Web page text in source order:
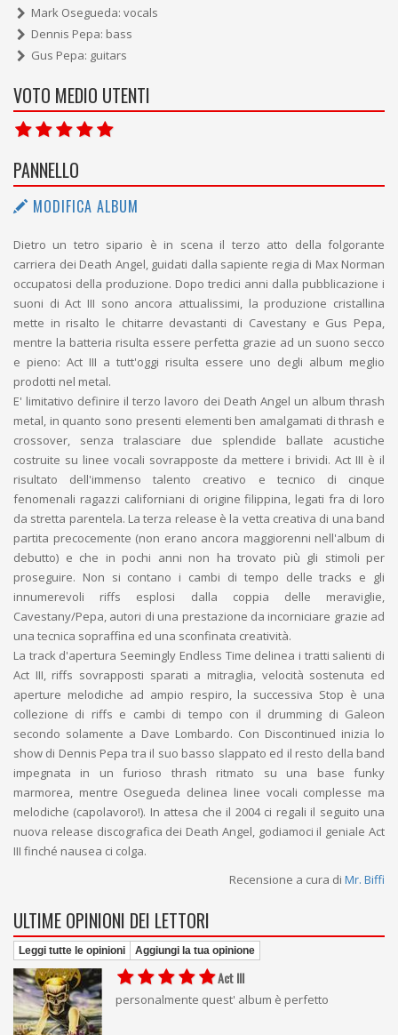
Mark Osegueda: vocals
Dennis Pepa: bass
Gus Pepa: guitars
VOTO MEDIO UTENTI
PANNELLO
MODIFICA ALBUM
Dietro un tetro sipario è in scena il terzo atto della folgorante
carriera dei Death Angel, guidati dalla sapiente regia di Max Norman
occupatosi della produzione. Dopo tredici anni dalla pubblicazione i
suoni di Act III sono ancora attualissimi, la produzione cristallina
mette in risalto le chitarre devastanti di Cavestany e Gus Pepa,
mentre la batteria risulta essere perfetta grazie ad un suono secco
e pieno: Act III a tutt'oggi risulta essere uno degli album meglio
prodotti nel metal.
E' limitativo definire il terzo lavoro dei Death Angel un album thrash
metal, in quanto sono presenti elementi ben amalgamati di thrash e
crossover, senza tralasciare due splendide ballate acustiche
costruite su linee vocali sovrapposte da mettere i brividi. Act III è il
risultato dell'immenso talento creativo e tecnico di cinque
fenomenali ragazzi californiani di origine filippina, legati fra di loro
da stretta parentela. La terza release è la vetta creativa di una band
partita precocemente (non erano ancora maggiorenni nell'album di
debutto) e che in pochi anni non ha trovato più gli stimoli per
proseguire. Non si contano i cambi di tempo delle tracks e gli
innumerevoli riffs esplosi dalla coppia delle meraviglie,
Cavestany/Pepa, autori di una prestazione da incorniciare grazie ad
una tecnica sopraffina ed una sconfinata creatività.
La track d'apertura Seemingly Endless Time delinea i tratti salienti di
Act III, riffs sovrapposti sparati a mitraglia, velocità sostenuta ed
aperture melodiche ad ampio respiro, la successiva Stop è una
collezione di riffs e cambi di tempo con il drumming di Galeon
secondo solamente a Dave Lombardo. Con Discontinued inizia lo
show di Dennis Pepa tra il suo basso slappato ed il resto della band
impegnata in un furioso thrash ritmato su una base funky
marmorea, mentre Osegueda delinea linee vocali complesse ma
melodiche (capolavoro!). In attesa che il 2004 ci regali il seguito una
nuova release discografica dei Death Angel, godiamoci il geniale Act
III finché nausea ci colga.
Recensione a cura di Mr. Biffi
ULTIME OPINIONI DEI LETTORI
Leggi tutte le opinioni Aggiungi la tua opinione
Act III
personalmente quest' album è perfetto